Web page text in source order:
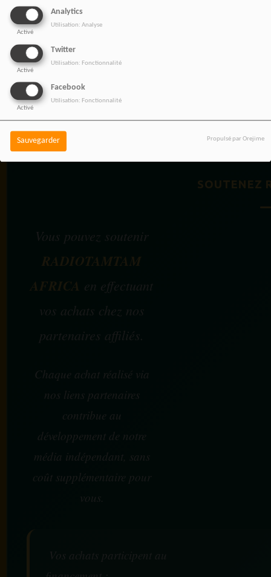
Analytics
Activé
Utilisation: Analyse
Twitter
Activé
Utilisation: Fonctionnalité
Facebook
Activé
Utilisation: Fonctionnalité
Sauvegarder Propulsé par Orejime
BOUTIQUE AFFILIÉ
SOUTENEZ
Vous pouvez soutenir
RADIOTAMTAM
AFRICA en effectuant
vos achats chez nos
partenaires affiliés.
Chaque achat réalisé via
nos liens partenaires
contribue au
développement de notre
média indépendant, sans
coût supplémentaire pour
vous.